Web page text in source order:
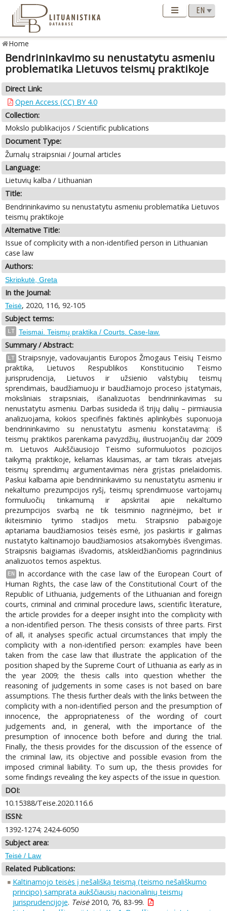
Home
Bendrininkavimo su nenustatytu asmeniu
problematika Lietuvos teismų praktikoje
Direct Link:
Open Access (CC) BY 4.0
Collection:
Mokslo publikacijos / Scientific publications
Document Type:
Žurnalų straipsniai / Journal articles
Language:
Lietuvių kalba / Lithuanian
Title:
Bendrininkavimo su nenustatytu asmeniu problematika Lietuvos
teismų praktikoje
Alternative Title:
Issue of complicity with a non-identified person in Lithuanian
case law
Authors:
Skripkutė, Greta
In the Journal:
Teisė, 2020, 116, 92-105
Subject terms:
LT Teismai. Teismų praktika / Courts. Case-law.
Summary / Abstract:
LT Straipsnyje, vadovaujantis Europos Žmogaus Teisių Teismo
praktika, Lietuvos Respublikos Konstitucinio Teismo
jurisprudencija, Lietuvos ir užsienio valstybių teismų
sprendimais, baudžiamuoju ir baudžiamojo proceso įstatymais,
moksliniais straipsniais, išanalizuotas bendrininkavimas su
nenustatytu asmeniu. Darbas susideda iš trijų dalių – pirmiausia
analizuojama, kokios specifinės faktinės aplinkybės suponuoja
bendrininkavimo su nenustatytu asmeniu konstatavimą: iš
teismų praktikos parenkama pavyzdžių, iliustruojančių dar 2009
m. Lietuvos Aukščiausiojo Teismo suformuluotos pozicijos
taikymą praktikoje, keliamas klausimas, ar tam tikrais atvejais
teismų sprendimų argumentavimas nėra grįstas prielaidomis.
Paskui kalbama apie bendrininkavimo su nenustatytu asmeniu ir
nekaltumo prezumpcijos ryšį, teismų sprendimuose vartojamų
formuluočių tinkamumą ir apskritai apie nekaltumo
prezumpcijos svarbą ne tik teisminio nagrinėjimo, bet ir
ikiteisminio tyrimo stadijos metu. Straipsnio pabaigoje
aptariama baudžiamosios teisės esmė, jos paskirtis ir galimas
nustatyto kaltinamojo baudžiamosios atsakomybės išvengimas.
Straipsnis baigiamas išvadomis, atskleidžiančiomis pagrindinius
analizuotos temos aspektus.
EN
In accordance with the case law of the European Court of
Human Rights, the case law of the Constitutional Court of the
Republic of Lithuania, judgements of the Lithuanian and foreign
courts, criminal and criminal procedure laws, scientific literature,
the article provides for a deeper insight into the complicity with
a non-identified person. The thesis consists of three parts. First
of all, it analyses specific actual circumstances that imply the
complicity with a non-identified person: examples have been
taken from the case law that illustrate the application of the
position shaped by the Supreme Court of Lithuania as early as in
the year 2009; the thesis calls into question whether the
reasoning of judgements in some cases is not based on bare
assumptions. The thesis further deals with the links between the
complicity with a non-identified person and the presumption of
innocence, the appropriateness of the wording of court
judgements and, in general, with the importance of the
presumption of innocence both before and during the trial.
Finally, the thesis provides for the discussion of the essence of
the criminal law, its objective and possible evasion from the
imposed criminal liability. To sum up, the thesis provides for
some findings revealing the key aspects of the issue in question.
DOI:
10.15388/Teise.2020.116.6
ISSN:
1392-1274; 2424-6050
Subject area:
Teisė / Law
Related Publications:
Kaltinamojo teisės į nešališką teismą (teismo nešališkumo
principo) samprata aukščiausių nacionalinių teismų
jurisprudencijoje. Teisė2010, 76, 83-99.